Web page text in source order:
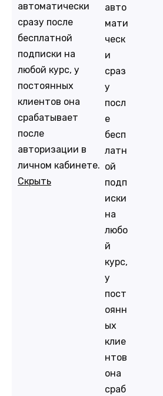
автоматически
сразу после
бесплатной
подписки на
любой курс, у
постоянных
клиентов она
срабатывает
после
авторизации в
личном кабинете.
Скрыть
авто
мати
ческ
и
сраз
у
посл
е
бесп
латн
ой
подп
иски
на
любо
й
курс,
у
пост
оянн
ых
клие
нтов
она
сраб